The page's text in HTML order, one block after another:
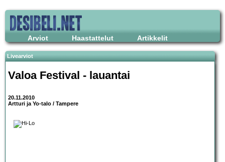
Arviot Haastattelut Artikkelit
Livearviot
Valoa Festival - lauantai
20.11.2010
Artturi ja Yo-talo / Tampere